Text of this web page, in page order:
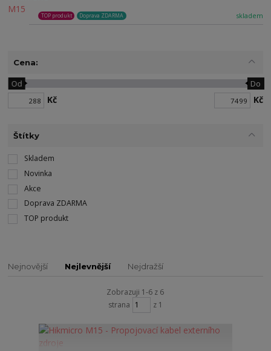
skladem
TOP produkt Doprava ZDARMA
Cena:
Kč
Od Do
Kč
Štítky
Skladem
Novinka
Akce
Doprava ZDARMA
TOP produkt
Nejnovější Nejlevnější Nejdražší
Zobrazuji 1-6 z 6
strana
z 1